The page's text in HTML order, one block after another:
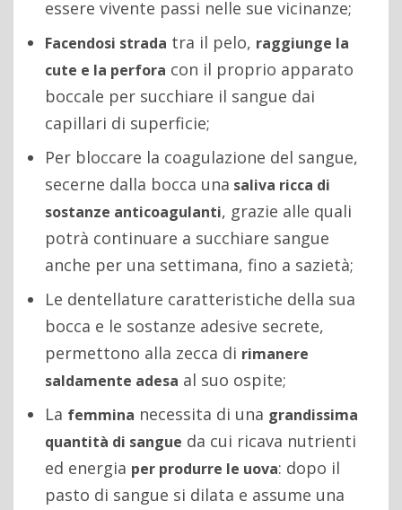
essere vivente passi nelle sue vicinanze;
Facendosi strada tra il pelo, raggiunge la
cute e la perfora con il proprio apparato
boccale per succhiare il sangue dai
capillari di superficie;
Per bloccare la coagulazione del sangue,
secerne dalla bocca una saliva ricca di
sostanze anticoagulanti, grazie alle quali
potrà continuare a succhiare sangue
anche per una settimana, fino a sazietà;
Le dentellature caratteristiche della sua
bocca e le sostanze adesive secrete,
permettono alla zecca di rimanere
saldamente adesa al suo ospite;
La femmina necessita di una grandissima
quantità di sangue da cui ricava nutrienti
ed energia per produrre le uova: dopo il
pasto di sangue si dilata e assume una